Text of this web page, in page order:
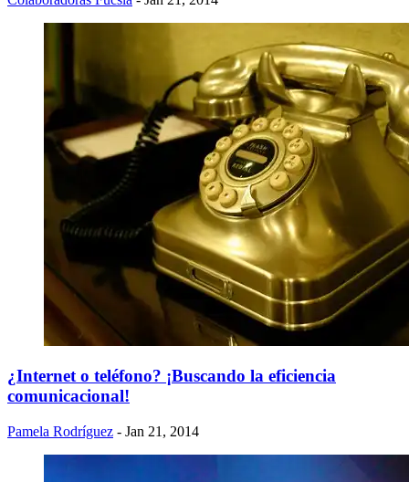
¿Internet o teléfono? ¡Buscando la eficiencia
comunicacional!
Pamela Rodríguez - Jan 21, 2014